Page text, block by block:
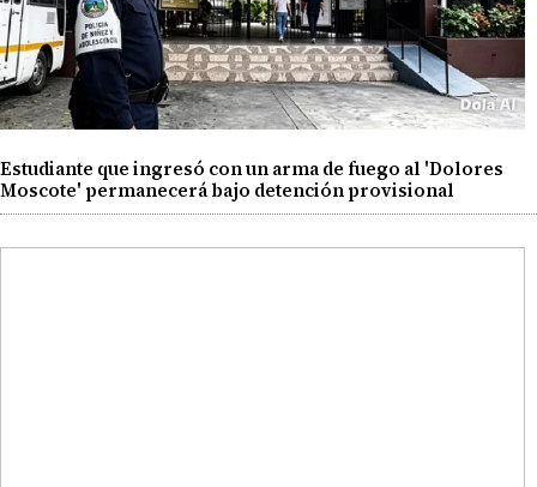
Estudiante que ingresó con un arma de fuego al 'Dolores
Moscote' permanecerá bajo detención provisional